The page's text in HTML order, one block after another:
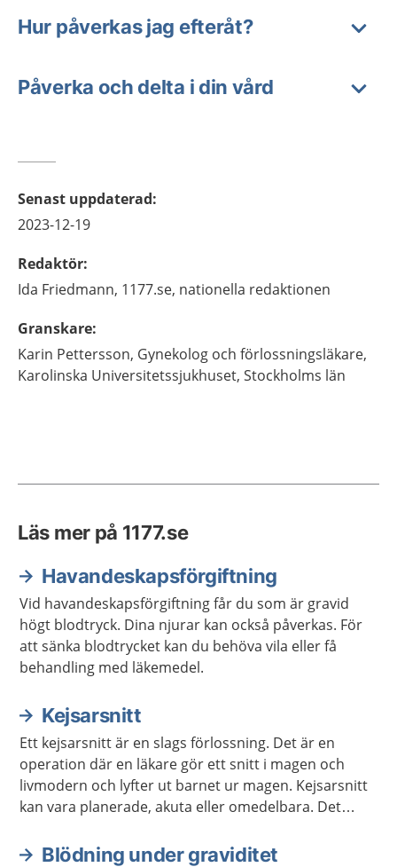
Hur påverkas jag efteråt?
Påverka och delta i din vård
Senast uppdaterad:
2023-12-19
Redaktör:
Ida Friedmann, 1177.se, nationella redaktionen
Granskare:
Karin Pettersson, Gynekolog och förlossningsläkare,
Karolinska Universitetssjukhuset, Stockholms län
Läs mer på 1177.se
Havandeskapsförgiftning
Vid havandeskapsförgiftning får du som är gravid
högt blodtryck. Dina njurar kan också påverkas. För
att sänka blodtrycket kan du behöva vila eller få
behandling med läkemedel.
Kejsarsnitt
Ett kejsarsnitt är en slags förlossning. Det är en
operation där en läkare gör ett snitt i magen och
livmodern och lyfter ut barnet ur magen. Kejsarsnitt
kan vara planerade, akuta eller omedelbara. Det
finns olika anledningar till att det blir kejsarsnitt.
Blödning under graviditet